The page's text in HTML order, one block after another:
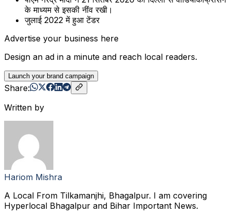
के माध्यम से इसकी नींव रखी।
जुलाई 2022 में हुआ टेंडर
Advertise your business here
Design an ad in a minute and reach local readers.
Launch your brand campaign
Share:
Written by
Hariom Mishra
A Local From Tilkamanjhi, Bhagalpur. I am covering
Hyperlocal Bhagalpur and Bihar Important News.